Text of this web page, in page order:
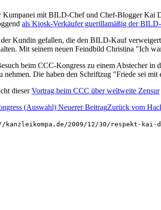
Kumpanei mit BILD-Chef und Chef-Blogger Kai
als Kiosk-Verkäufer guerillamäßig der
Kundin gefallen, die den BILD-Kauf
Mit seinem neuen Feindbild Christina "Ich
beim CCC-Kongress zu einem Abstecher in
nehmen. Die haben den Schriftzug "Friede sei mit
dieserVortrag beim CCC über weltweite Zensur
(Auswahl) Neuerer BeitragZurück vom
2009/12/30/respekt-kai-